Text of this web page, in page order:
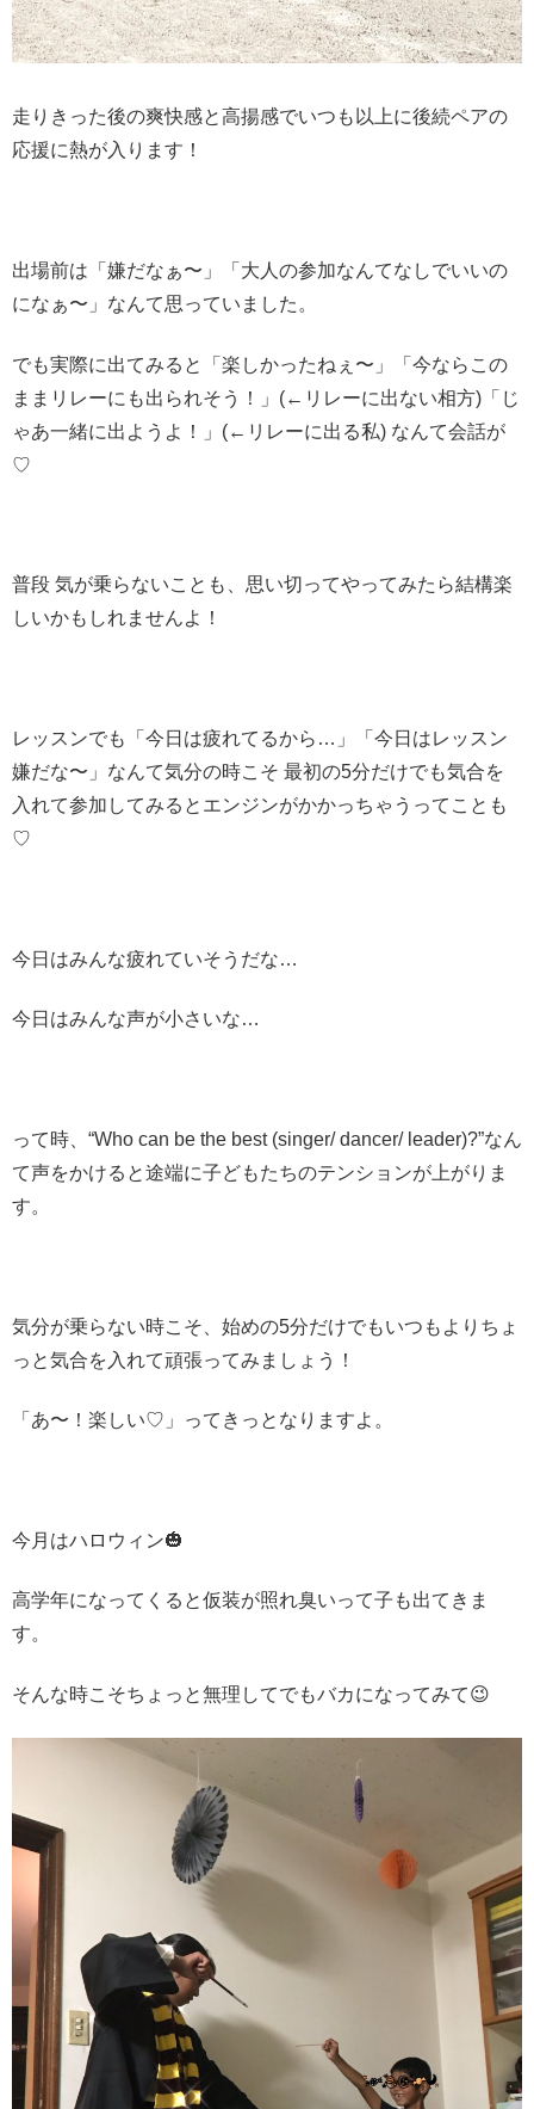
走りきった後の爽快感と高揚感でいつも以上に後続ペアの
応援に熱が入ります！
出場前は「嫌だなぁ〜」「大人の参加なんてなしでいいの
になぁ〜」なんて思っていました。
でも実際に出てみると「楽しかったねぇ〜」「今ならこの
ままリレーにも出られそう！」(←リレーに出ない相方)「じ
ゃあ一緒に出ようよ！」(←リレーに出る私) なんて会話が
♡
普段 気が乗らないことも、思い切ってやってみたら結構楽
しいかもしれませんよ！
レッスンでも「今日は疲れてるから…」「今日はレッスン
嫌だな〜」なんて気分の時こそ 最初の5分だけでも気合を
入れて参加してみるとエンジンがかかっちゃうってことも
♡
今日はみんな疲れていそうだな…
今日はみんな声が小さいな…
って時、“Who can be the best (singer/ dancer/ leader)?”なん
て声をかけると途端に子どもたちのテンションが上がりま
す。
気分が乗らない時こそ、始めの5分だけでもいつもよりちょ
っと気合を入れて頑張ってみましょう！
「あ〜！楽しい♡」ってきっとなりますよ。
今月はハロウィン🎃
高学年になってくると仮装が照れ臭いって子も出てきま
す。
そんな時こそちょっと無理してでもバカになってみて😉